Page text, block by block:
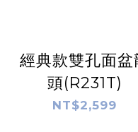
經典款雙孔面盆
頭(R231T)
NT$2,599